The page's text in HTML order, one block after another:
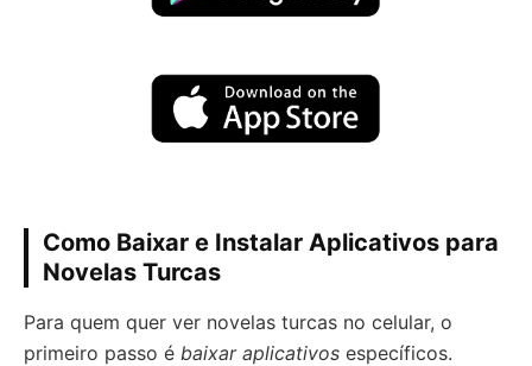
Como Baixar e Instalar Aplicativos para
Novelas Turcas
Para quem quer ver novelas turcas no celular, o
primeiro passo é baixar aplicativos específicos.